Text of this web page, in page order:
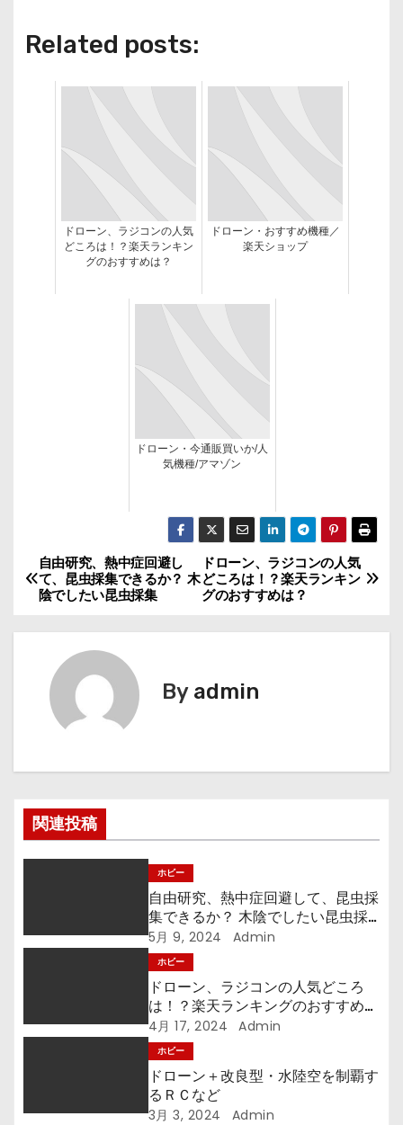
Related posts:
ドローン、ラジコンの人気
どころは！？楽天ランキン
グのおすすめは？
ドローン・おすすめ機種／
楽天ショップ
ドローン・今通販買いか/人
気機種/アマゾン
投
稿
ビ
ゲ
シ
ョ
ドローン、ラジコンの人気
どころは！？楽天ランキン
グのおすすめは？
自由研究、熱中症回避し
て、昆虫採集できるか？ 木
陰でしたい昆虫採集
By admin
関連投稿
ホビー
自由研究、熱中症回避して、昆虫採
集できるか？ 木陰でしたい昆虫採
集
5月 9, 2024 Admin
ホビー
ドローン、ラジコンの人気どころ
は！？楽天ランキングのおすすめ
は？
4月 17, 2024 Admin
ホビー
ドローン＋改良型・水陸空を制覇す
るＲＣなど
3月 3, 2024 Admin